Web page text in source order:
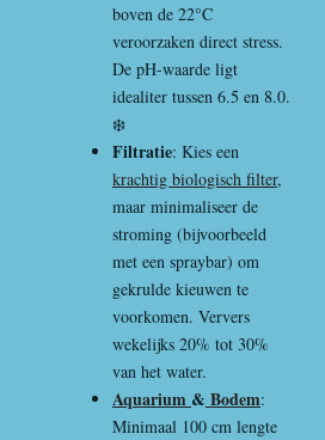
boven de 22°C
veroorzaken direct stress.
De pH-waarde ligt
idealiter tussen 6.5 en 8.0.
❄️
Filtratie: Kies een
krachtig biologisch filter,
maar minimaliseer de
stroming (bijvoorbeeld
met een spraybar) om
gekrulde kieuwen te
voorkomen. Ververs
wekelijks 20% tot 30%
van het water.
Aquarium & Bodem:
Minimaal 100 cm lengte